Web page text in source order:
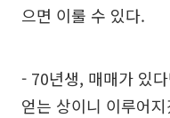
으면 이룰 수 있다.
- 70년생, 매매가 있
얻는 상이니 이루어